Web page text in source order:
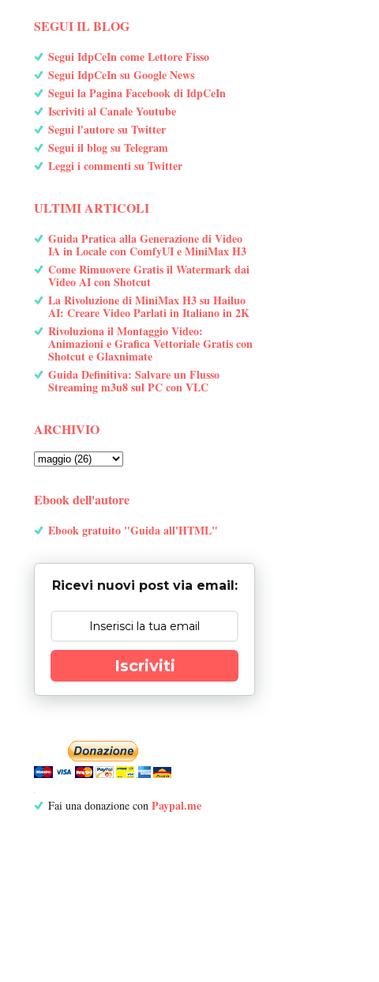
SEGUI IL BLOG
Segui IdpCeIn come Lettore Fisso
Segui IdpCeIn su Google News
Segui la Pagina Facebook di IdpCeIn
Iscriviti al Canale Youtube
Segui l'autore su Twitter
Segui il blog su Telegram
Leggi i commenti su Twitter
ULTIMI ARTICOLI
Guida Pratica alla Generazione di Video
IA in Locale con ComfyUI e MiniMax H3
Come Rimuovere Gratis il Watermark dai
Video AI con Shotcut
La Rivoluzione di MiniMax H3 su Hailuo
AI: Creare Video Parlati in Italiano in 2K
Rivoluziona il Montaggio Video:
Animazioni e Grafica Vettoriale Gratis con
Shotcut e Glaxnimate
Guida Definitiva: Salvare un Flusso
Streaming m3u8 sul PC con VLC
ARCHIVIO
Ebook dell'autore
Ebook gratuito "Guida all'HTML"
Ricevi nuovi post via email:
Iscriviti
Fai una donazione con Paypal.me